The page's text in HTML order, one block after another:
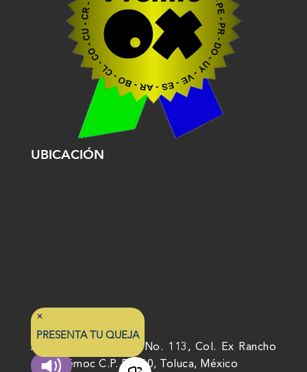
UBICACIÓN
Av. Nicolás San Juan No. 113, Col. Ex Rancho
Cuauhtémoc C.P. 50010, Toluca, México
PRESENTA TU QUEJA